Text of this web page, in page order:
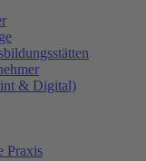
& Digital)
Praxis